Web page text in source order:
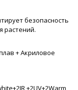
безопасность
растений.
+ Акриловое
+2UV+2Warm